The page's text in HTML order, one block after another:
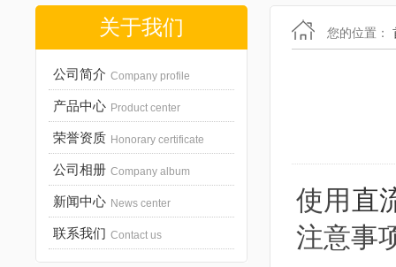
关于我们
公司简介 Company profile
产品中心 Product center
荣誉资质 Honorary certificate
公司相册 Company album
新闻中心 News center
联系我们 Contact us
您的位置：
使用 直
注意事